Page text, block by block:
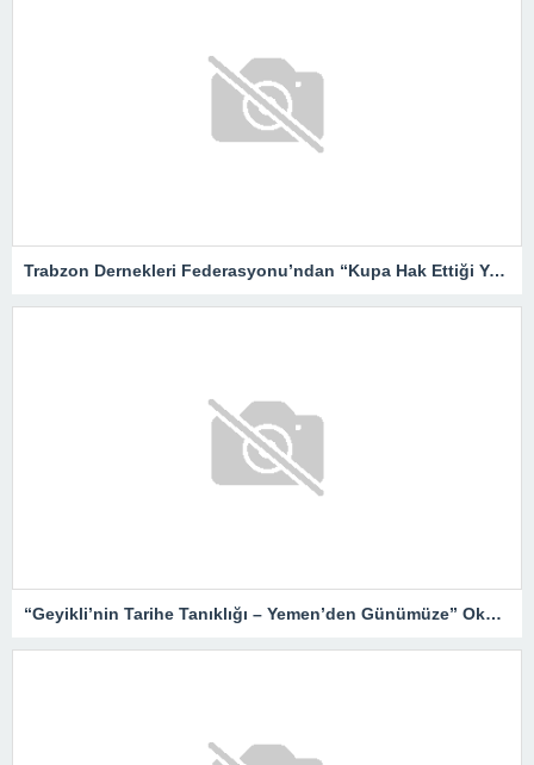
Trabzon Dernekleri Federasyonu’ndan “Kupa Hak Ettiği Yere Verilsin”
“Geyikli’nin Tarihe Tanıklığı – Yemen’den Günümüze” Okurlarıyla Buluşuyor…